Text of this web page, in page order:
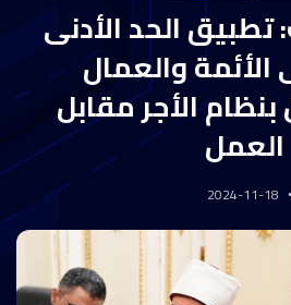
تطبيق الحد الأدنى
الأئمة والعمال
الأجر مقابل
العمل
2024-11-18